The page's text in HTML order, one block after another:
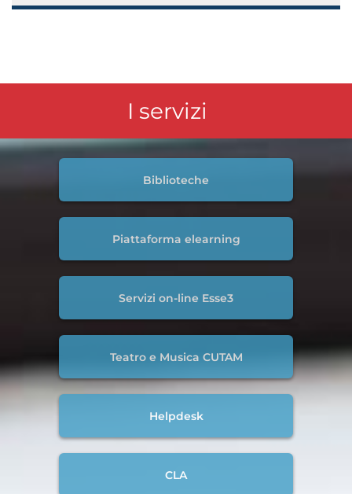
I servizi
Biblioteche
Piattaforma elearning
Servizi on-line Esse3
Teatro e Musica CUTAM
Helpdesk
CLA